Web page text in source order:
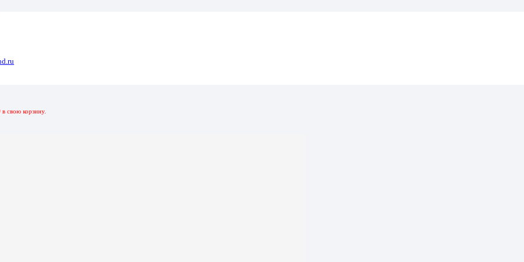
в свою корзину.
черный-серебристый 16 Гб